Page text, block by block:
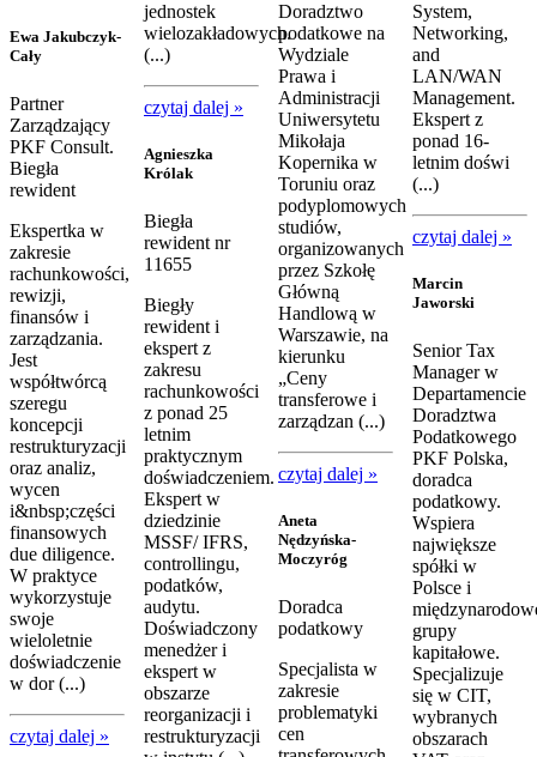
Ewa Jakubczyk-
Cały
Partner
Zarządzający
PKF Consult.
Biegła
rewident
Ekspertka w
zakresie
rachunkowości,
rewizji,
finansów i
zarządzania.
Jest
współtwórcą
szeregu
koncepcji
restrukturyzacji
oraz analiz,
wycen
i&nbsp;części
finansowych
due diligence.
W praktyce
wykorzystuje
swoje
wieloletnie
doświadczenie
w dor (...)
czytaj dalej »
jednostek
wielozakładowych.
(...)
czytaj dalej »
Agnieszka
Królak
Biegła
rewident nr
11655
Biegły
rewident i
ekspert z
zakresu
rachunkowości
z ponad 25
letnim
praktycznym
doświadczeniem.
Ekspert w
dziedzinie
MSSF/ IFRS,
controllingu,
podatków,
audytu.
Doświadczony
menedżer i
ekspert w
obszarze
reorganizacji i
restrukturyzacji
Doradztwo
podatkowe na
Wydziale
Prawa i
Administracji
Uniwersytetu
Mikołaja
Kopernika w
Toruniu oraz
podyplomowych
studiów,
organizowanych
przez Szkołę
Główną
Handlową w
Warszawie, na
kierunku
„Ceny
transferowe i
zarządzan (...)
czytaj dalej »
Aneta
Nędzyńska-
Moczyróg
Doradca
podatkowy
Specjalista w
zakresie
problematyki
cen
System,
Networking,
and
LAN/WAN
Management.
Ekspert z
ponad 16-
letnim doświ
(...)
czytaj dalej »
Marcin
Jaworski
Senior Tax
Manager w
Departamencie
Doradztwa
Podatkowego
PKF Polska,
doradca
podatkowy.
Wspiera
największe
spółki w
Polsce i
grupy
kapitałowe.
Specjalizuje
się w CIT,
wybranych
obszarach